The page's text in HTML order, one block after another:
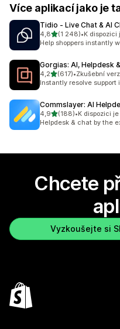
Více aplikací jako je
Tidio ‑ Live Chat & AI
4,8z 5 hvězd
(1 248)
Celkový počet recenzí:
•K dispozici
Help shoppers instantly
Gorgias: AI, Helpdesk
4,2z 5 hvězd
(617)
Celkový počet recenzí:
•Zkušební
Instantly resolve support
Commslayer: AI
4,9z 5 hvězd
(188)
Celkový počet recenzí:
•K dispozici
Helpdesk & chat by the
Chcete
Vyzkoušejte si